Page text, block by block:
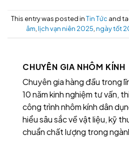
This entry was posted inTin Tức and
âm,lịch vạn niên 2025,ngày tốt
CHUYÊN GIA NHÔM KÍNH
Chuyên gia hàng đầu trong
10 năm kinh nghiệm tư vấn,
công trình nhôm kính dân
hiểu sâu sắc về vật liệu, kỹ
chuẩn chất lượng trong